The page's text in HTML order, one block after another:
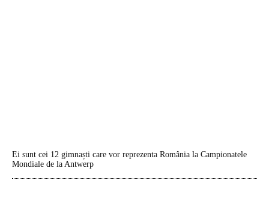
Ei sunt cei 12 gimnaști care vor reprezenta România la Campionatele
Mondiale de la Antwerp